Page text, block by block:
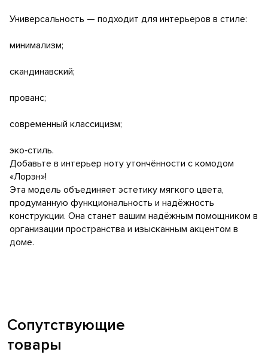
Универсальность — подходит для интерьеров в стиле:
минимализм;
скандинавский;
прованс;
современный классицизм;
эко‑стиль.
Добавьте в интерьер ноту утончённости с комодом
«Лорэн»!
Эта модель объединяет эстетику мягкого цвета,
продуманную функциональность и надёжность
конструкции. Она станет вашим надёжным помощником в
организации пространства и изысканным акцентом в
доме.
Сопутствующие
товары